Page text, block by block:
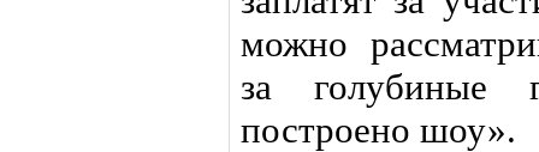
можно
за голубиные
построено шоу».